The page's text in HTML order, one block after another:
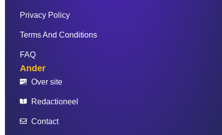
Privacy Policy
Terms And Conditions
FAQ
Ander
Over site
Redactioneel
Contact